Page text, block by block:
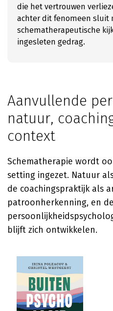
die het vertrouwen
achter dit fenomeen sluit
schematherapeutische
ingesleten gedrag.
Aanvullende
natuur,
context
Schematherapie wordt
setting ingezet. Natuur
de coachingspraktijk als
patroonherkenning, en
blijft zich ontwikkelen.